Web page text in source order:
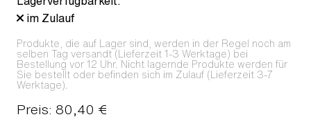
im Zulauf
Produkte, die auf Lager sind, werden in der Regel noch am
selben Tag versandt (Lieferzeit 1-3 Werktage) bei
Bestellung vor 12 Uhr. Nicht lagernde Produkte werden für
Sie bestellt oder befinden sich im Zulauf (Lieferzeit 3-7
Werktage).
Preis: 80,40 €